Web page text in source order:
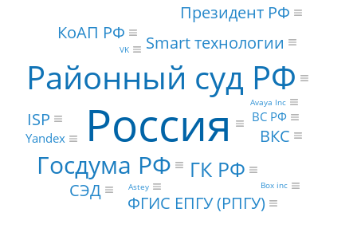
Россия
Районный суд РФ
Госдума РФ ГК РФ
Smart технологии
СЭД
ФГИС ЕПГУ (РПГУ)
КоАП РФ
Президент РФ
ISP
ВКС
Yandex
ВС РФ
Avaya Inc
Box inc
Astey
VK